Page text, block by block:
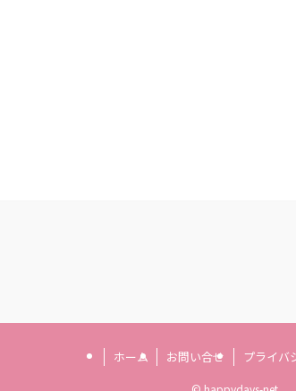
ホーム お問い合せ プライバ